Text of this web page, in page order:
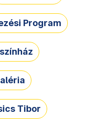
Program
Tibor